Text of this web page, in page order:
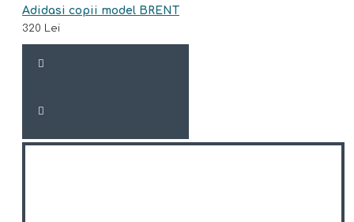
Adidasi copii model BRENT
320 Lei